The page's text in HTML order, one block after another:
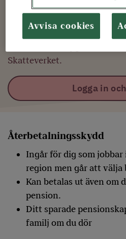
möjlighet till ersättning får
dödsboet ett brev från oss.
ersättning till efterlevande
Skatteverket.
Logga in
Återbetalningsskydd
Ingår för dig som
region men går att välja
Kan betalas ut även om
pension.
Ditt sparade
familj om du dör
Avvisa cookies